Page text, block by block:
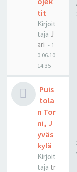
tit
Kirjoit
taja J
ari - 1
0.06.10
14:35
Puis
tola
n Tor
ni, J
yväs
kylä
Kirjoit
taja tr